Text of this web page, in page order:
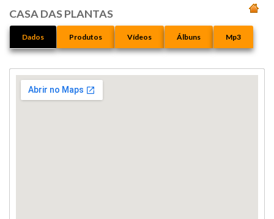
CASA DAS PLANTAS
Dados
Exibir mapa ampliado
Produtos Vídeos Álbuns Mp3